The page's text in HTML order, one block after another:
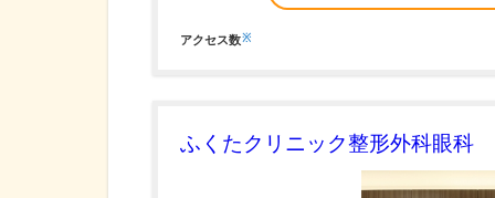
アクセス数※
ふくたクリニック整形外科眼科